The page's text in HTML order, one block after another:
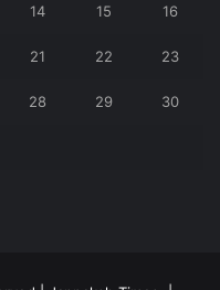
14 15 16
21 22 23
28 29 30